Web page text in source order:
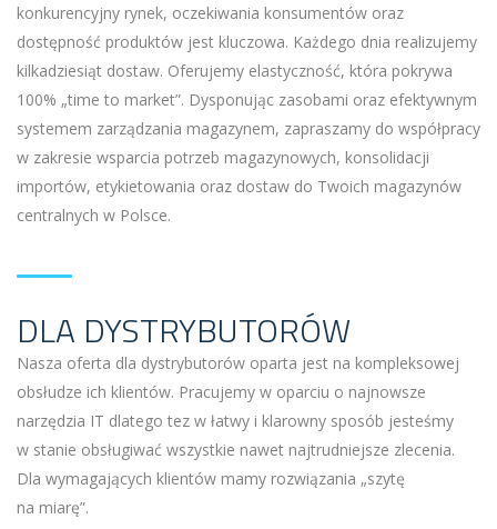
konkurencyjny rynek, oczekiwania konsumentów oraz
dostępność produktów jest kluczowa. Każdego dnia realizujemy
kilkadziesiąt dostaw. Oferujemy elastyczność, która pokrywa
100% „time to market”. Dysponując zasobami oraz efektywnym
systemem zarządzania magazynem, zapraszamy do współpracy
w zakresie wsparcia potrzeb magazynowych, konsolidacji
importów, etykietowania oraz dostaw do Twoich magazynów
centralnych w Polsce.
DLA DYSTRYBUTORÓW
Nasza oferta dla dystrybutorów oparta jest na kompleksowej
obsłudze ich klientów. Pracujemy w oparciu o najnowsze
narzędzia IT dlatego tez w łatwy i klarowny sposób jesteśmy
w stanie obsługiwać wszystkie nawet najtrudniejsze zlecenia.
Dla wymagających klientów mamy rozwiązania „szytę
na miarę”.